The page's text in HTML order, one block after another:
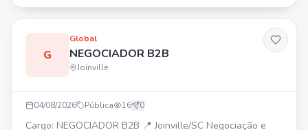
G
Global
NEGOCIADOR B2B
Joinville
04/08/2026 Pública 16 0
Cargo: NEGOCIADOR B2B 📍 Joinville/SC Negociação e